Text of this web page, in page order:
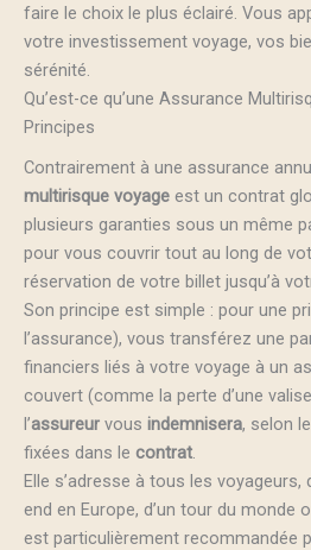
faire le choix le plus éclairé. Vous
votre investissement voyage, vos
sérénité.
Qu’est-ce qu’une Assurance
Principes
Contrairement à une assurance
multirisque voyage est un contrat
plusieurs garanties sous un même
pour vous couvrir tout au long de
réservation de votre billet jusqu’à
Son principe est simple : pour une
l’assurance), vous transférez une
financiers liés à votre voyage à un
couvert (comme la perte d’une
l’assureur vous indemnisera, selon
fixées dans le contrat.
Elle s’adresse à tous les voyageurs,
end en Europe, d’un tour du monde
est particulièrement recommandée